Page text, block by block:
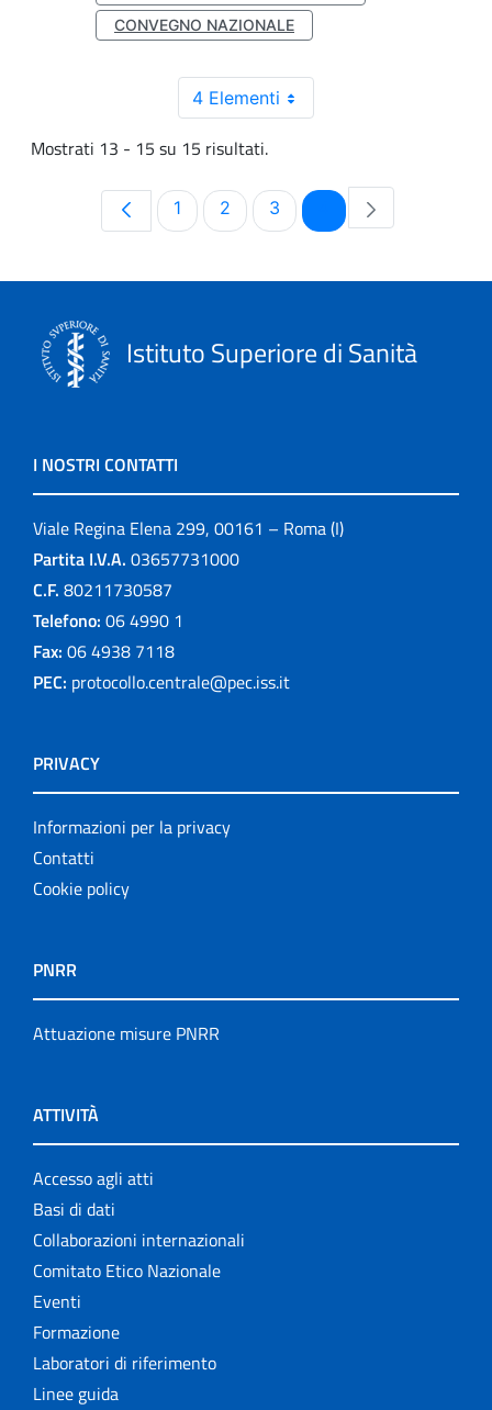
CONVEGNO NAZIONALE
4 Elementi
Mostrati 13 - 15 su 15 risultati.
Pagina
1 Pagina
2 Pagina
3 Pagina
Istituto Superiore di Sanità
I NOSTRI CONTATTI
Viale Regina Elena 299, 00161 – Roma (I)
Partita I.V.A. 03657731000
C.F. 80211730587
Telefono: 06 4990 1
Fax: 06 4938 7118
PEC: protocollo.centrale@pec.iss.it
PRIVACY
Informazioni per la privacy
Contatti
Cookie policy
PNRR
Attuazione misure PNRR
ATTIVITÀ
Accesso agli atti
Basi di dati
Collaborazioni internazionali
Comitato Etico Nazionale
Eventi
Formazione
Laboratori di riferimento
Linee guida